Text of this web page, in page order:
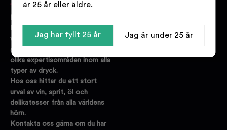
vinbutik. Vi har
specialistutbildad personal med
olika expertisområden inom alla
typer av dryck.
Hos oss hittar du ett stort
urval av vin, sprit, öl och
delikatesser från alla världens
hörn.
Kontakta oss gärna om du har
är 25 år eller äldre.
Jag har fyllt 25 år Jag är under 25 år